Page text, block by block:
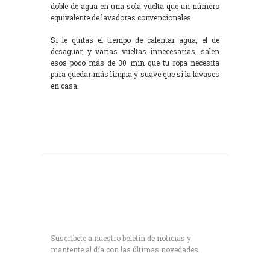
doble de agua en una sola vuelta que un número
equivalente de lavadoras convencionales.
Si le quitas el tiempo de calentar agua, el de
desaguar, y varias vueltas innecesarias, salen
esos poco más de 30 min que tu ropa necesita
para quedar más limpia y suave que si la lavases
en casa.
Suscríbete a nuestro boletín de noticias y
mantente al día con las últimas novedades.